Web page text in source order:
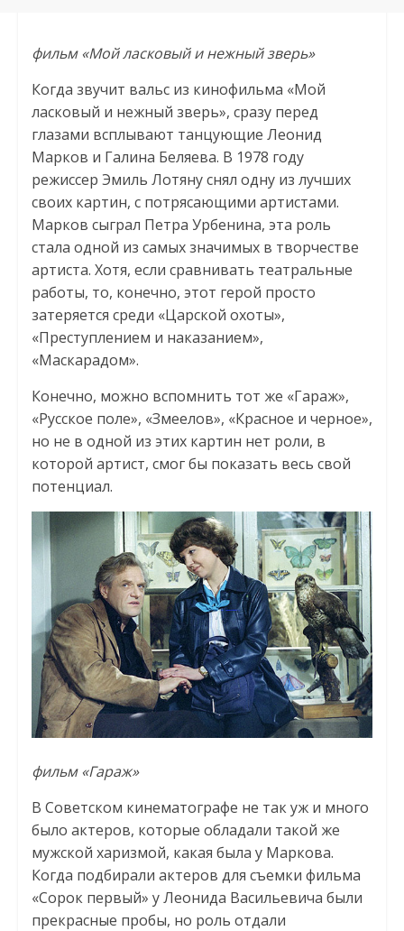
фильм «Мой ласковый и нежный зверь»
Когда звучит вальс из кинофильма «Мой
ласковый и нежный зверь», сразу перед
глазами всплывают танцующие Леонид
Марков и Галина Беляева. В 1978 году
режиссер Эмиль Лотяну снял одну из лучших
своих картин, с потрясающими артистами.
Марков сыграл Петра Урбенина, эта роль
стала одной из самых значимых в творчестве
артиста. Хотя, если сравнивать театральные
работы, то, конечно, этот герой просто
затеряется среди «Царской охоты»,
«Преступлением и наказанием»,
«Маскарадом».
Конечно, можно вспомнить тот же «Гараж»,
«Русское поле», «Змеелов», «Красное и черное»,
но не в одной из этих картин нет роли, в
которой артист, смог бы показать весь свой
потенциал.
фильм «Гараж»
В Советском кинематографе не так уж и много
было актеров, которые обладали такой же
мужской харизмой, какая была у Маркова.
Когда подбирали актеров для съемки фильма
«Сорок первый» у Леонида Васильевича были
прекрасные пробы, но роль отдали